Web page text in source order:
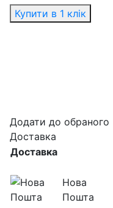
Купити в 1 клік
Додати до обраного
Доставка
Доставка
Нова
Пошта